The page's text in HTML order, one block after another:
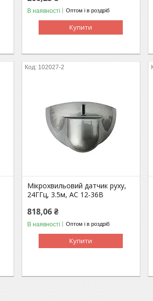
В наявності Оптом і в роздріб
Купити
102027-2
Мікрохвильовий датчик руху,
24ГГц, 3.5м, AC 12-36В
818,06 ₴
В наявності Оптом і в роздріб
Купити